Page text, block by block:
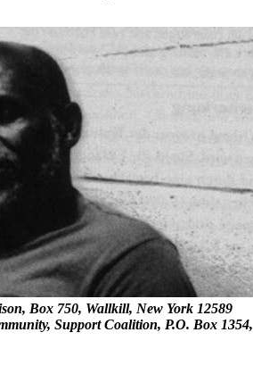
Box 750, Wallkill, New York 12589
Support Coalition, P.O. Box 1354,